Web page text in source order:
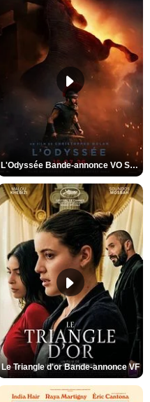
L'Odyssée Bande-annonce VO STFR
Le Triangle d'or Bande-annonce VF